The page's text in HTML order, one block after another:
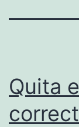
Quita